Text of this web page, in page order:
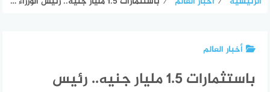
أخبار العالم
باستثمارات 1.5 مليار جنيه.. رئيس